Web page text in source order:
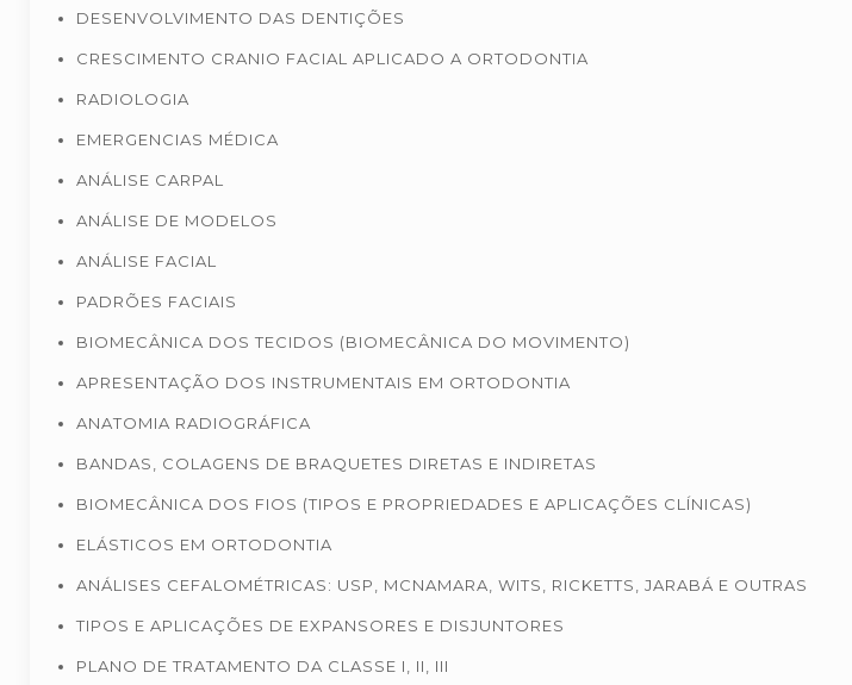
DESENVOLVIMENTO DAS DENTIÇÕES
CRESCIMENTO CRANIO FACIAL APLICADO A ORTODONTIA
RADIOLOGIA
EMERGENCIAS MÉDICA
ANÁLISE CARPAL
ANÁLISE DE MODELOS
ANÁLISE FACIAL
PADRÕES FACIAIS
BIOMECÂNICA DOS TECIDOS (BIOMECÂNICA DO MOVIMENTO)
APRESENTAÇÃO DOS INSTRUMENTAIS EM ORTODONTIA
ANATOMIA RADIOGRÁFICA
BANDAS, COLAGENS DE BRAQUETES DIRETAS E INDIRETAS
BIOMECÂNICA DOS FIOS (TIPOS E PROPRIEDADES E APLICAÇÕES CLÍNICAS)
ELÁSTICOS EM ORTODONTIA
ANÁLISES CEFALOMÉTRICAS: USP, MCNAMARA, WITS, RICKETTS, JARABÁ E OUTRAS
TIPOS E APLICAÇÕES DE EXPANSORES E DISJUNTORES
PLANO DE TRATAMENTO DA CLASSE I, II, III